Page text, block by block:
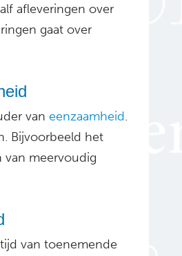
afleveringen over
gaat over
van eenzaamheid.
Bijvoorbeeld het
van meervoudig
van toenemende